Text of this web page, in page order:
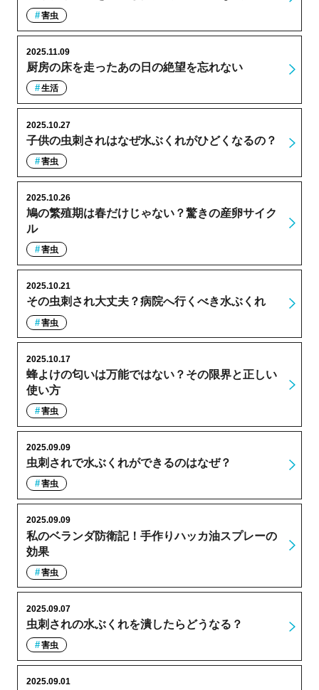
害虫
厨房の床を走ったあの日の絶望を忘れない
2025.11.09
生活
子供の虫刺されはなぜ水ぶくれがひどくなるの？
2025.10.27
害虫
鳩の繁殖期は春だけじゃない？驚きの産卵サイク
ル
2025.10.26
害虫
その虫刺され大丈夫？病院へ行くべき水ぶくれ
2025.10.21
害虫
蜂よけの匂いは万能ではない？その限界と正しい
使い方
2025.10.17
害虫
虫刺されで水ぶくれができるのはなぜ？
2025.09.09
害虫
私のベランダ防衛記！手作りハッカ油スプレーの
効果
2025.09.09
害虫
虫刺されの水ぶくれを潰したらどうなる？
2025.09.07
害虫
2025.09.01